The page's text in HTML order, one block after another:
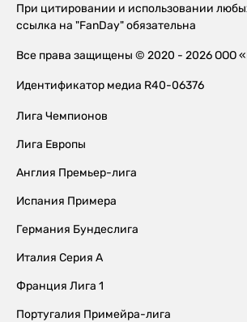
При цитировании и использовании
ссылка на "FanDay" обязательна
Все права защищены © 2020 - 2026 ООО
Идентификатор медиа R40-06376
Лига Чемпионов
Лига Европы
Англия Премьер-лига
Испания Примера
Германия Бундеслига
Италия Серия А
Франция Лига 1
Португалия Примейра-лига